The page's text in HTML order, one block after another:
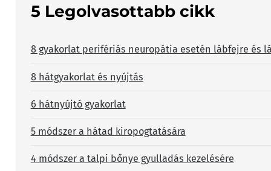
5 Legolvasottabb cikk
8 gyakorlat perifériás neuropátia esetén lábfejre és
8 hátgyakorlat és nyújtás
6 hátnyújtó gyakorlat
5 módszer a hátad kiropogtatására
4 módszer a talpi bőnye gyulladás kezelésére